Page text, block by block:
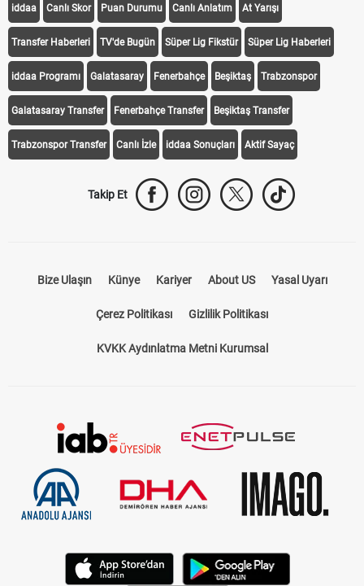
iddaa Canlı Skor Puan Durumu Canlı Anlatım At Yarışı
Transfer Haberleri TV'de Bugün Süper Lig Fikstür Süper Lig Haberleri
iddaa Programı Galatasaray Fenerbahçe Beşiktaş Trabzonspor
Galatasaray Transfer Fenerbahçe Transfer Beşiktaş Transfer
Trabzonspor Transfer Canlı İzle iddaa Sonuçları Aktif Sayaç
Takip Et
Bize Ulaşın Künye Kariyer About US Yasal Uyarı
Çerez Politikası Gizlilik Politikası
KVKK Aydınlatma Metni Kurumsal